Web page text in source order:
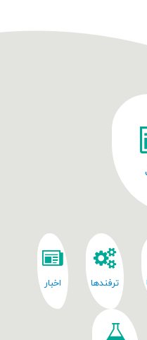
ترفندها اخبار